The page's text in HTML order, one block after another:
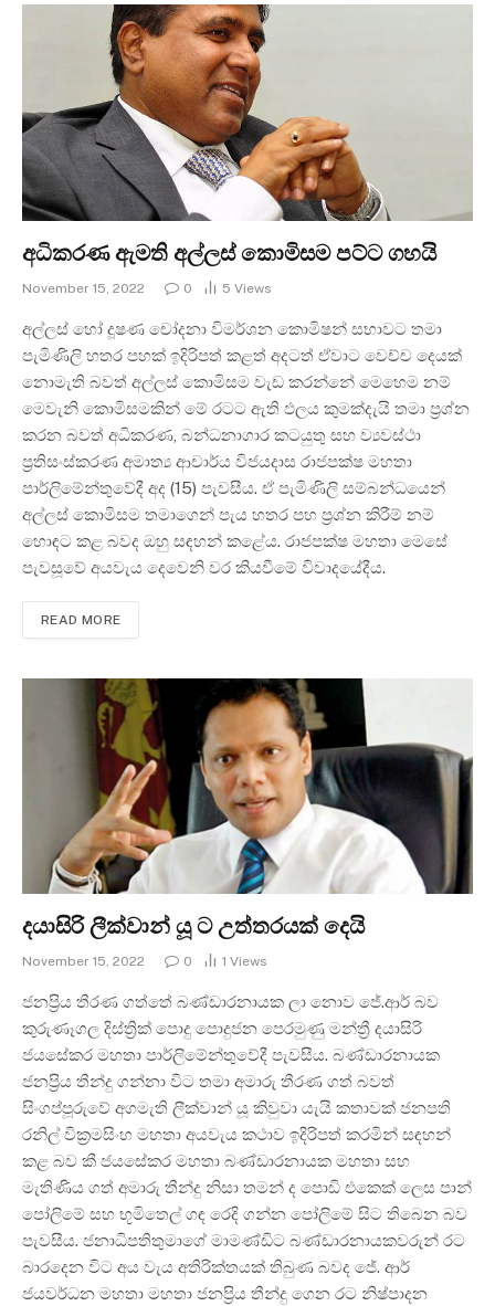
අධිකරණ ඇමති අල්ලස් කොමිසම පට්ට ගහයි
November 15, 2022 0 5 Views
අල්ලස් හෝ දූෂණ චෝදනා විමර්ශන කොමිෂන් සභාවට තමා
පැමිණිලි හතර පහක් ඉදිරිපත් කළත් අදටත් ඒවාට වෙච්ච දෙයක්
නොමැති බවත් අල්ලස් කොමිසම වැඩ කරන්නේ මෙහෙම නම්
මෙවැනි කොමිසමකින් මේ රටට ඇති ඵලය කුමක්දැයි තමා ප්‍රශ්න
කරන බවත් අධිකරණ, බන්ධනාගාර කටයුතු සහ ව්‍යවස්ථා
ප්‍රතිසංස්කරණ අමාත්‍ය ආචාර්ය විජයදාස රාජපක්ෂ මහතා
පාර්ලිමේන්තුවේදී අද (15) පැවසීය. ඒ පැමිණිලි සම්බන්ධයෙන්
අල්ලස් කොමිසම තමාගෙන් පැය හතර පහ ප්‍රශ්න කිරීම් නම්
හොඳට කළ බවද ඔහු සඳහන් කළේය. රාජපක්ෂ මහතා මෙසේ
පැවසූවේ අයවැය දෙවෙනි වර කියවීමේ විවාදයේදීය.
READ MORE
දයාසිරි ලීක්වාන් යූ ට උත්තරයක් දෙයි
November 15, 2022 0 1 Views
ජනප්‍රිය තීරණ ගත්තේ බණ්ඩාරනායක ලා නොව ජේ.ආර් බව
කුරුණෑගල දිස්ත්‍රික් පොදු පොදුජන පෙරමුණු මන්ත්‍රී දයාසිරි
ජයසේකර මහතා පාර්ලිමේන්තුවේදී පැවසීය. බණ්ඩාරනායක
ජනප්‍රිය තීන්දු ගන්නා විට තමා අමාරු තීරණ ගත් බවත්
සිංගප්පූරුවේ අගමැති ලීක්වාන් යූ කිවුවා යැයි කතාවක් ජනපති
රනිල් වික්‍රමසිංහ මහතා අයවැය කථාව ඉදිරිපත් කරමින් සඳහන්
කළ බව කී ජයසේකර මහතා බණ්ඩාරනායක මහතා සහ
මැතිණිය ගත් අමාරු තීන්දු නිසා තමන් ද පොඩි එකෙක් ලෙස පාන්
පෝලිමේ සහ භූමිතෙල් ගඳ රෙදි ගන්න පෝලිමේ සිට තිබෙන බව
පැවසීය. ජනාධිපතිතුමාගේ මාමණ්ඩිට බණ්ඩාරනායකවරුන් රට
බාරදෙන විට අය වැය අතිරික්තයක් තිබුණ බවද ජේ. ආර්
ජයවර්ධන මහතා මහතා ජනප්‍රිය තීන්දු ගෙන රට නිෂ්පාදන